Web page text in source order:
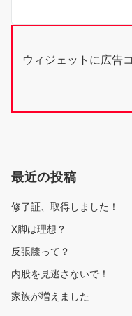
ウィジェットに広告
最近の投稿
修了証、取得しました！
X脚は理想？
反張膝って？
内股を見逃さないで！
家族が増えました